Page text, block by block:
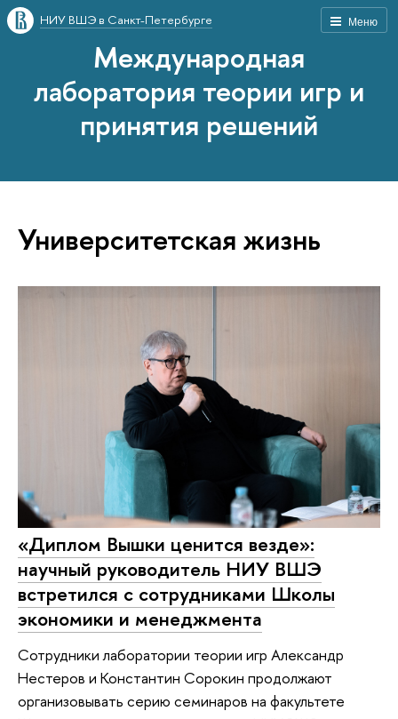
Меню
НИУ ВШЭ в Санкт-Петербурге
Международная
лаборатория теории игр и
принятия решений
Университетская жизнь
«Диплом Вышки ценится везде»:
научный руководитель НИУ ВШЭ
встретился с сотрудниками Школы
экономики и менеджмента
Сотрудники лаборатории теории игр Александр
Нестеров и Константин Сорокин продолжают
организовывать серию семинаров на факультете